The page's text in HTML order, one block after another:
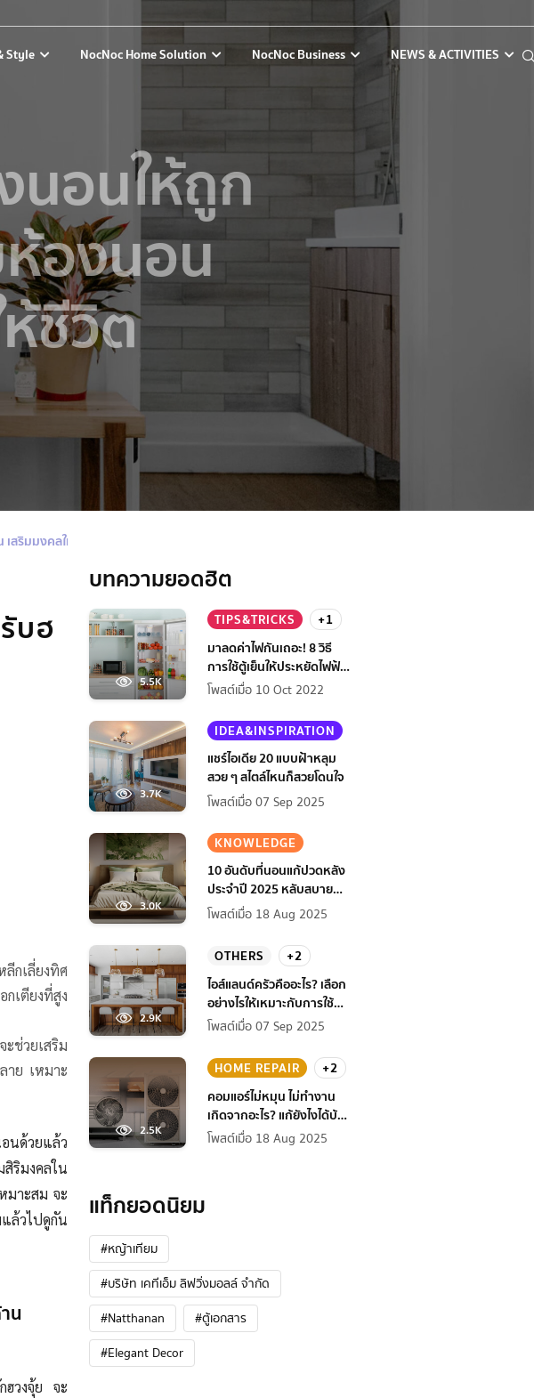
Style NocNoc Home Solution NocNoc Business NEWS & ACTIVITIES
อนให้ถูก
องนอน
ชีวิต
ริมมงคลให้ชีวิต
บฮ
ลีกเลี่ยงทิศ
เตียงที่สูง
ช่วยเสริม
าย เหมาะ
นด้วยแล้ว
ริมงคลใน
มาะสม จะ
ล้วไปดูกัน
น
ฮวงจุ้ย จะ
บทความยอดฮิต
5.5K
TIPS&TRICKS
+1
มาลดค่าไฟกันเถอะ! 8 วิธี
การใช้ตู้เย็นให้ประหยัดไฟฟ้า
กว่าเดิม
โพสต์เมื่อ 10 Oct 2022
3.7K
IDEA&INSPIRATION
แชร์ไอเดีย 20 แบบฝ้าหลุม
สวย ๆ สไตล์ไหนก็สวยโดนใจ
โพสต์เมื่อ 07 Sep 2025
3.0K
KNOWLEDGE
10 อันดับที่นอนแก้ปวดหลัง
ประจำปี 2025 หลับสบาย
สุขภาพดียิ่งกว่าเดิม
โพสต์เมื่อ 18 Aug 2025
2.9K
OTHERS
+2
ไอส์แลนด์ครัวคืออะไร? เลือก
อย่างไรให้เหมาะกับการใช้
งานที่บ้าน
โพสต์เมื่อ 07 Sep 2025
2.5K
HOME REPAIR
+2
คอมแอร์ไม่หมุน ไม่ทํางาน
เกิดจากอะไร? แก้ยังไงได้บ้าง
ก่อนแอร์พัง!
โพสต์เมื่อ 18 Aug 2025
แท็กยอดนิยม
#หญ้าเทียม
#บริษัท เคทีเอ็ม ลิฟวิ่งมอลล์ จำกัด
#Natthanan
#ตู้เอกสาร
#Elegant Decor